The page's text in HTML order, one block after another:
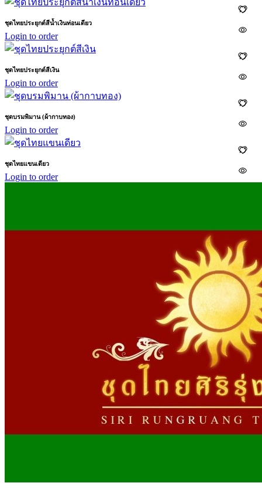
ชุดไทยประยุกต์สีน้ำเงินท่อนเดียว
Login to order
ชุดไทยประยุกต์สีเงิน
Login to order
ชุดบรมพิมาน (ผ้ากาบทอง)
Login to order
ชุดไทยแขนเดียว
Login to order